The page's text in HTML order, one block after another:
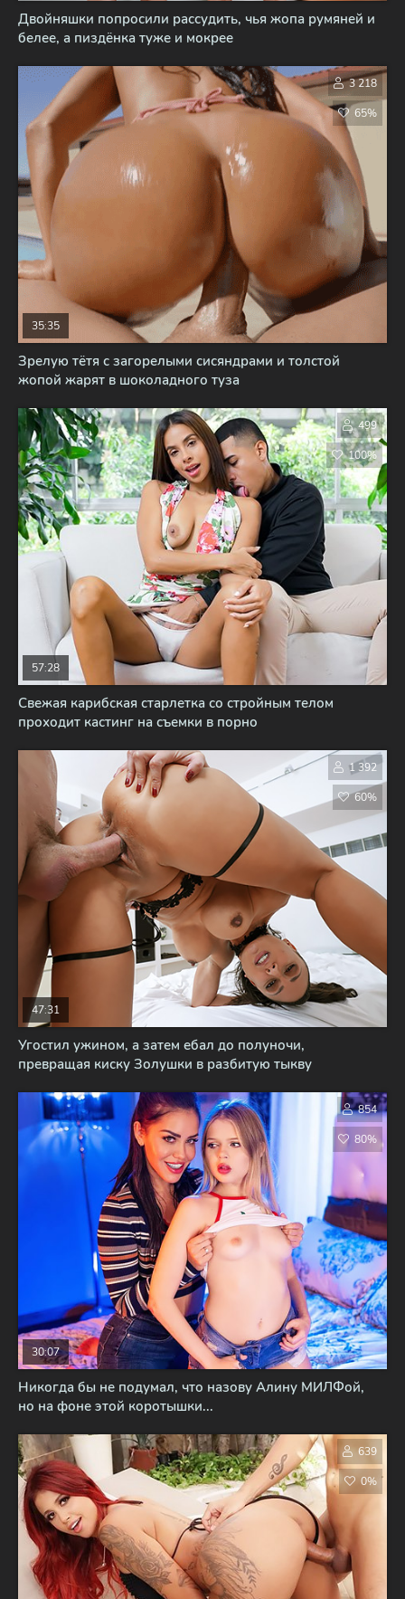
Двойняшки попросили рассудить, чья жопа румяней и
белее, а пиздёнка туже и мокрее
Зрелую тётя с загорелыми сисяндрами и толстой
жопой жарят в шоколадного туза
35:35
3 218
65%
Свежая карибская старлетка со стройным телом
проходит кастинг на съемки в порно
57:28
499
100%
Угостил ужином, а затем ебал до полуночи,
превращая киску Золушки в разбитую тыкву
47:31
1 392
60%
Никогда бы не подумал, что назову Алину МИЛФой,
но на фоне этой коротышки...
30:07
854
80%
639
0%